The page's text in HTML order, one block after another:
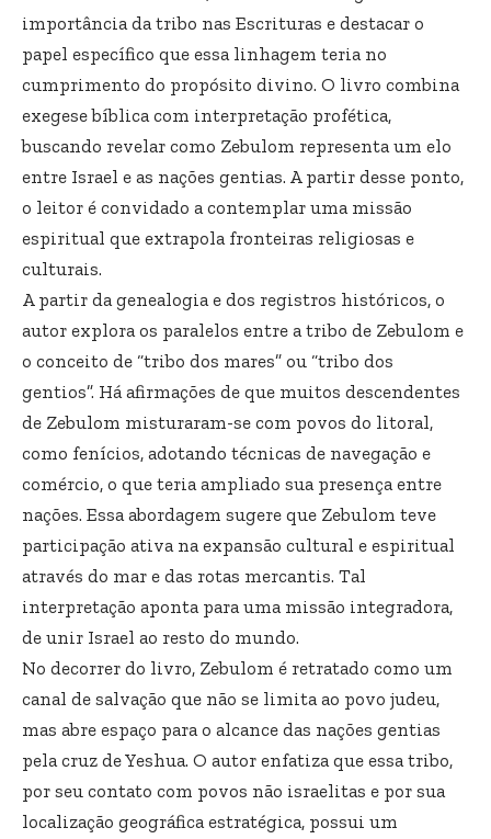
importância da tribo nas Escrituras e destacar o
papel específico que essa linhagem teria no
cumprimento do propósito divino. O livro combina
exegese bíblica com interpretação profética,
buscando revelar como Zebulom representa um elo
entre Israel e as nações gentias. A partir desse ponto,
o leitor é convidado a contemplar uma missão
espiritual que extrapola fronteiras religiosas e
culturais.
A partir da genealogia e dos registros históricos, o
autor explora os paralelos entre a tribo de Zebulom e
o conceito de “tribo dos mares” ou “tribo dos
gentios”. Há afirmações de que muitos descendentes
de Zebulom misturaram-se com povos do litoral,
como fenícios, adotando técnicas de navegação e
comércio, o que teria ampliado sua presença entre
nações. Essa abordagem sugere que Zebulom teve
participação ativa na expansão cultural e espiritual
através do mar e das rotas mercantis. Tal
interpretação aponta para uma missão integradora,
de unir Israel ao resto do mundo.
No decorrer do livro, Zebulom é retratado como um
canal de salvação que não se limita ao povo judeu,
mas abre espaço para o alcance das nações gentias
pela cruz de Yeshua. O autor enfatiza que essa tribo,
por seu contato com povos não israelitas e por sua
localização geográfica estratégica, possui um